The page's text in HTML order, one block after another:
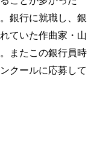
銀行に就職し、銀
ていた作曲家・山
またこの銀行員時
クールに応募して